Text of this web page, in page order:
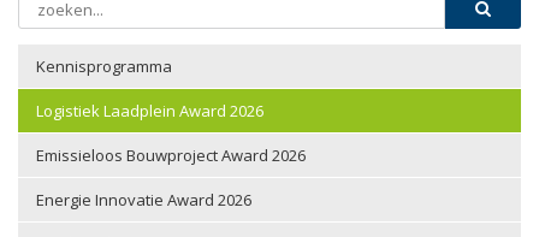
Kennisprogramma
Logistiek Laadplein Award 2026
Emissieloos Bouwproject Award 2026
Energie Innovatie Award 2026